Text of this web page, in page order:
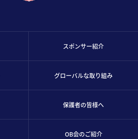
スポンサー紹介
グローバルな取り組み
保護者の皆様へ
OB会のご紹介